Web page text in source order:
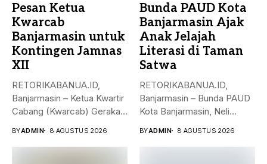
Pesan Ketua
Kwarcab
Banjarmasin untuk
Kontingen Jamnas
XII
RETORIKABANUA.ID,
Banjarmasin – Ketua Kwartir
Cabang (Kwarcab) Gerakan
BYADMIN 8 AGUSTUS 2026
Bunda PAUD Kota
Banjarmasin Ajak
Anak Jelajah
Literasi di Taman
Satwa
RETORIKABANUA.ID,
Banjarmasin – Bunda PAUD
Kota Banjarmasin, Neli
BYADMIN 8 AGUSTUS 2026